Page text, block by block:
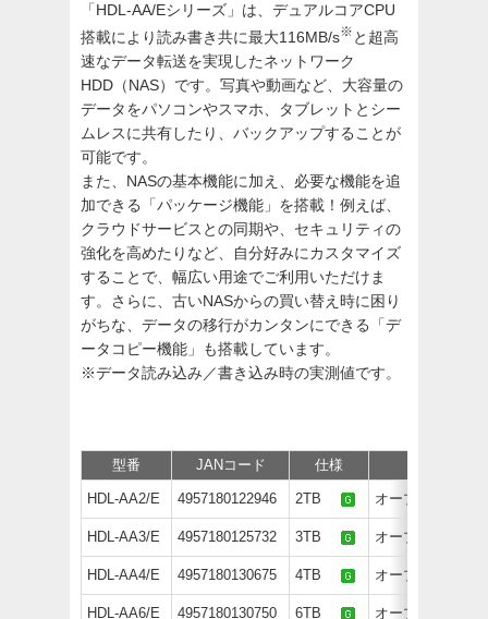
「HDL-AA/Eシリーズ」は、デュアルコアCPU
搭載により読み書き共に最大116MB/s※ と超高
速なデータ転送を実現したネットワーク
HDD（NAS）です。写真や動画など、大容量の
データをパソコンやスマホ、タブレットとシー
ムレスに共有したり、バックアップすることが
可能です。
また、NASの基本機能に加え、必要な機能を追
加できる「パッケージ機能」を搭載！例えば、
クラウドサービスとの同期や、セキュリティの
強化を高めたりなど、自分好みにカスタマイズ
することで、幅広い用途でご利用いただけま
す。さらに、古いNASからの買い替え時に困り
がちな、データの移行がカンタンにできる「デ
ータコピー機能」も搭載しています。
※データ読み込み／書き込み時の実測値です。
型番 JANコード 仕様
HDL-AA2/E 4957180122946 2TB オープン価格
HDL-AA3/E 4957180125732 3TB オープン価格
HDL-AA4/E 4957180130675 4TB オープン価格
HDL-AA6/E 4957180130750 6TB オープン価格